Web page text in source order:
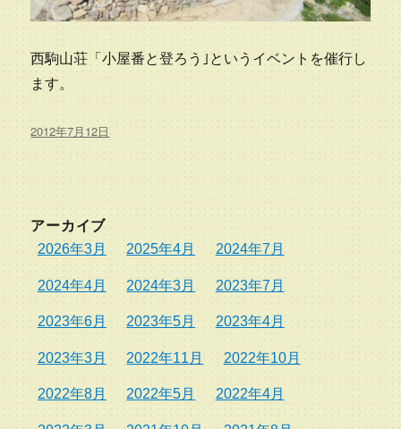
西駒山荘「小屋番と登ろう｣というイベントを催行し
ます。
投
稿
日:
2012年7月12日
アーカイブ
2026年3月 2025年4月 2024年7月
2024年4月 2024年3月 2023年7月
2023年6月 2023年5月 2023年4月
2023年3月 2022年11月 2022年10月
2022年8月 2022年5月 2022年4月